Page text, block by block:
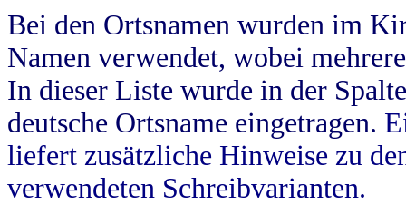
Bei den Ortsnamen wurden im
Namen verwendet, wobei
In dieser Liste wurde in der
deutsche Ortsname eingetragen.
liefert zusätzliche Hinweise zu
verwendeten Schreibvarianten.